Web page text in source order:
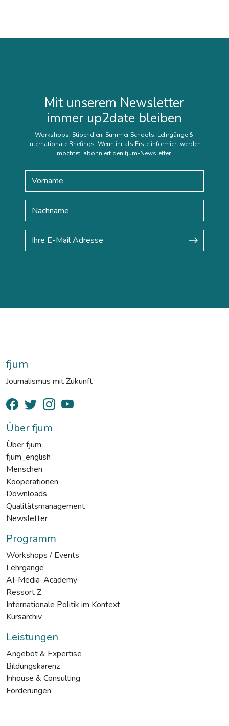
Mit unserem Newsletter
immer up2date bleiben
Workshops, Stipendien, Summer Schools, Lehrgänge &
internationale Briefings: Wenn ihr als Erste informiert werden
möchtet, abonniert den fjum-Newsletter.
fjum
Journalismus mit Zukunft
Über fjum
Über fjum
fjum_english
Menschen
Kooperationen
Downloads
Qualitätsmanagement
Newsletter
Programm
Workshops / Events
Lehrgänge
AI-Media-Academy
Ressort Z
Internationale Politik im Kontext
Kursarchiv
Leistungen
Angebot & Expertise
Bildungskarenz
Inhouse & Consulting
Förderungen